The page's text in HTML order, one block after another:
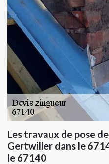
Les travaux de pose
Gertwiller dans le
le 67140